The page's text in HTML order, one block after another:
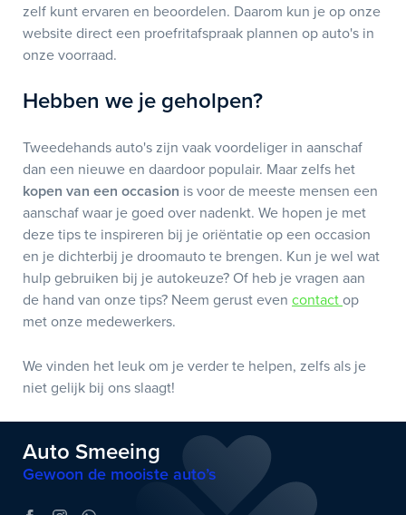
zelf kunt ervaren en beoordelen. Daarom kun je op onze
website direct een proefritafspraak plannen op auto's in
onze voorraad.
Hebben we je geholpen?
Tweedehands auto's zijn vaak voordeliger in aanschaf
dan een nieuwe en daardoor populair. Maar zelfs het
kopen van een occasion is voor de meeste mensen een
aanschaf waar je goed over nadenkt. We hopen je met
deze tips te inspireren bij je oriëntatie op een occasion
en je dichterbij je droomauto te brengen. Kun je wel wat
hulp gebruiken bij je autokeuze? Of heb je vragen aan
de hand van onze tips? Neem gerust even contact op
met onze medewerkers.
We vinden het leuk om je verder te helpen, zelfs als je
niet gelijk bij ons slaagt!
Auto Smeeing
Gewoon de mooiste auto’s